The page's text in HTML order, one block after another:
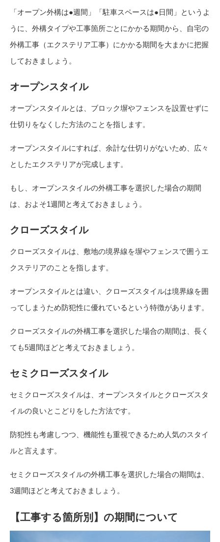
「オープン外構は●週間」「駐車スペースは●日間」というよ
うに、外構タイプや工事箇所ごとにかかる期間から、自宅の
外構工事（エクステリア工事）にかかる期間を大まかに把握
しておきましょう。
オープンスタイル
オープンスタイルとは、ブロック塀やフェンスを設置せずに
仕切りをなくした方法のことを指します。
オープンスタイルにすれば、余計な仕切りがないため、広々
としたエクステリアが完成します。
もし、オープンスタイルの外構工事を選択した場合の期間
は、およそ1週間と考えておきましょう。
クローズスタイル
クローズスタイルは、敷地の境界線を塀やフェンスで囲うエ
クステリアのことを指します。
オープンスタイルとは違い、クローズスタイルは境界線を囲
ってしまうため防犯性に優れているという特徴があります。
クローズスタイルの外構工事を選択した場合の期間は、長く
ても5週間ほどと考えておきましょう。
セミクローズスタイル
セミクローズスタイルは、オープンスタイルとクローズスタ
イルの良いとこどりをした方法です。
防犯性も考慮しつつ、機能性も重視できるため人気のスタイ
ルと言えます。
セミクローズスタイルの外構工事を選択した場合の期間は、
3週間ほどと考えておきましょう。
【工事する箇所別】の期間について